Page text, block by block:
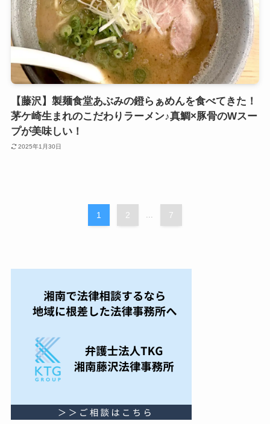
【藤沢】製麺食堂あぶみの鐙らぁめんを食べてきた！
茅ケ崎生まれのこだわりラーメン♪真鯛×豚骨のWスー
プが美味しい！
2025年1月30日
1 2 ... 7